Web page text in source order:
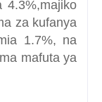
4.3%,majiko
za kufanya
1.7%, na
mafuta ya